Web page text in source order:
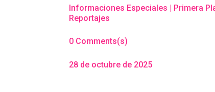
Informaciones Especiales | Primera
Reportajes
0 Comments(s)
28 de octubre de 2025